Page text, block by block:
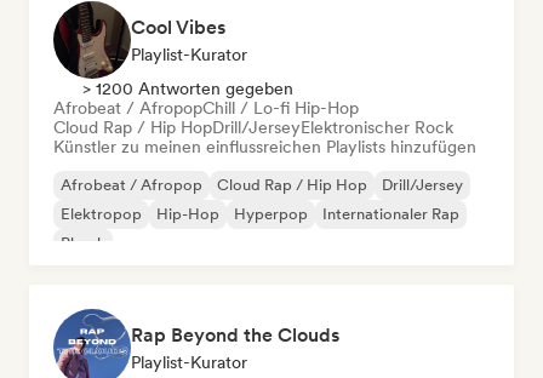
Cool Vibes
Playlist-Kurator
> 1200 Antworten gegeben
Afrobeat / AfropopChill / Lo-fi Hip-Hop
Cloud Rap / Hip HopDrill/JerseyElektronischer Rock
Künstler zu meinen einflussreichen Playlists hinzufügen
Afrobeat / Afropop Cloud Rap / Hip Hop
Drill/Jersey
Elektropop
Hip-Hop Hyperpop
Internationaler Rap
Phonk
Rap Beyond the Clouds
Playlist-Kurator